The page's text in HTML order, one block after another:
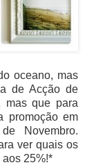
oceano, mas
de Acção de
mas que para
promoção em
Novembro.
ver quais os
25%!*